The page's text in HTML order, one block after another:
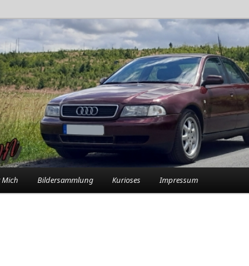
in der Garage
Bildersammlung Kurioses Impressum